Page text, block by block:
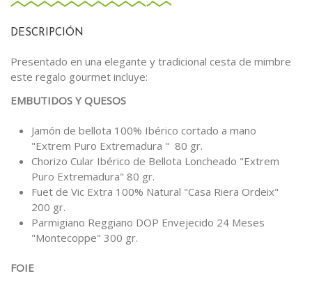
DESCRIPCIÓN
Presentado en una elegante y tradicional cesta de mimbre
este regalo gourmet incluye:
EMBUTIDOS Y QUESOS
Jamón de bellota 100% Ibérico cortado a mano
"Extrem Puro Extremadura " 80 gr.
Chorizo Cular Ibérico de Bellota Loncheado "Extrem
Puro Extremadura" 80 gr.
Fuet de Vic Extra 100% Natural "Casa Riera Ordeix"
200 gr.
Parmigiano Reggiano DOP Envejecido 24 Meses
"Montecoppe" 300 gr.
FOIE